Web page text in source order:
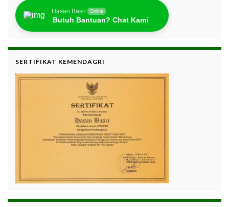
Hasan Basri Online
Butuh Bantuan? Chat Kami
SERTIFIKAT KEMENDAGRI